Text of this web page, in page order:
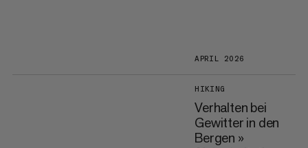
APRIL 2026
HIKING
Verhalten bei
Gewitter in den
Bergen »